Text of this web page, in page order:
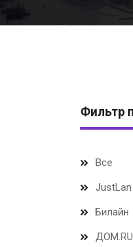
Фильтр
Все
JustLan
Билайн
ДОМ.RU